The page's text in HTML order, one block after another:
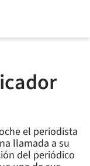
el periodista
llamada a su
del periódico